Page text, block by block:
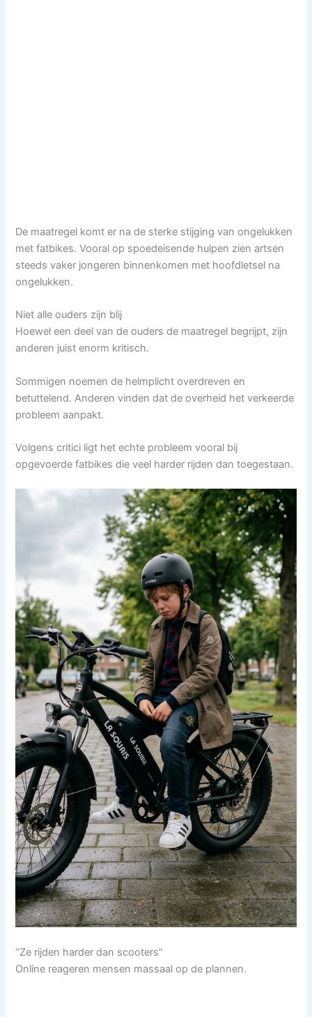
De maatregel komt er na de sterke stijging van ongelukken
met fatbikes. Vooral op spoedeisende hulpen zien artsen
steeds vaker jongeren binnenkomen met hoofdletsel na
ongelukken.
Niet alle ouders zijn blij
Hoewel een deel van de ouders de maatregel begrijpt, zijn
anderen juist enorm kritisch.
Sommigen noemen de helmplicht overdreven en
betuttelend. Anderen vinden dat de overheid het verkeerde
probleem aanpakt.
Volgens critici ligt het echte probleem vooral bij
opgevoerde fatbikes die veel harder rijden dan toegestaan.
“Ze rijden harder dan scooters”
Online reageren mensen massaal op de plannen.